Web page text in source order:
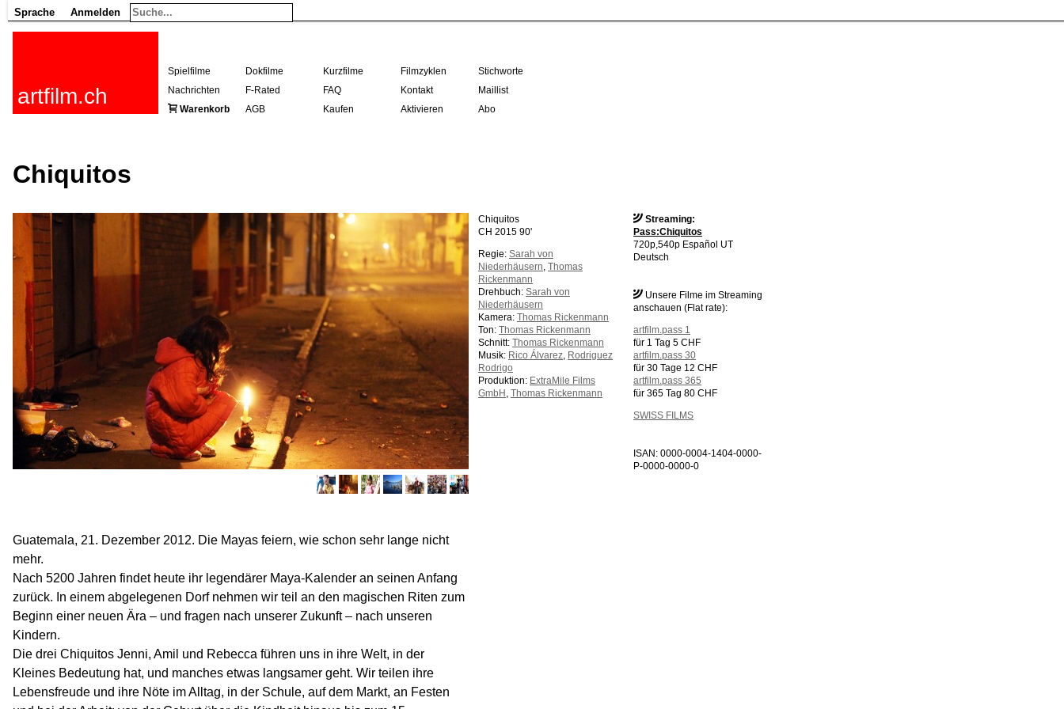
Sprache Anmelden
artfilm.ch
Spielfilme Dokfilme Kurzfilme Filmzyklen
Stichworte
Nachrichten
F-Rated FAQ Kontakt
Maillist
Warenkorb
AGB Kaufen Aktivieren Abo
Chiquitos
Streaming:
Pass:Chiquitos
720p,540p Español UT
Deutsch
Unsere Filme im Streaming
anschauen (Flat rate):
artfilm.pass 1
für 1 Tag 5 CHF
artfilm.pass 30
für 30 Tage 12 CHF
artfilm.pass 365
für 365 Tag 80 CHF
SWISS FILMS
ISAN: 0000-0004-1404-0000-
P-0000-0000-0
Chiquitos
CH 2015 90'
Regie: Sarah von
Niederhäusern Thomas
Rickenmann
Drehbuch: Sarah von
Niederhäusern
Kamera: Thomas Rickenmann
Ton: Thomas Rickenmann
Schnitt: Thomas Rickenmann
Musik: Rico Álvarez Rodriguez
Rodrigo
Produktion: ExtraMile Films
GmbH Thomas Rickenmann
Guatemala, 21. Dezember 2012. Die Mayas feiern, wie schon sehr lange nicht
mehr.
Nach 5200 Jahren findet heute ihr legendärer Maya-Kalender an seinen Anfang
zurück. In einem abgelegenen Dorf nehmen wir teil an den magischen Riten zum
Beginn einer neuen Ära – und fragen nach unserer Zukunft – nach unseren
Kindern.
Die drei Chiquitos Jenni, Amil und Rebecca führen uns in ihre Welt, in der
Kleines Bedeutung hat, und manches etwas langsamer geht. Wir teilen ihre
Lebensfreude und ihre Nöte im Alltag, in der Schule, auf dem Markt, an Festen
216.73.217.75